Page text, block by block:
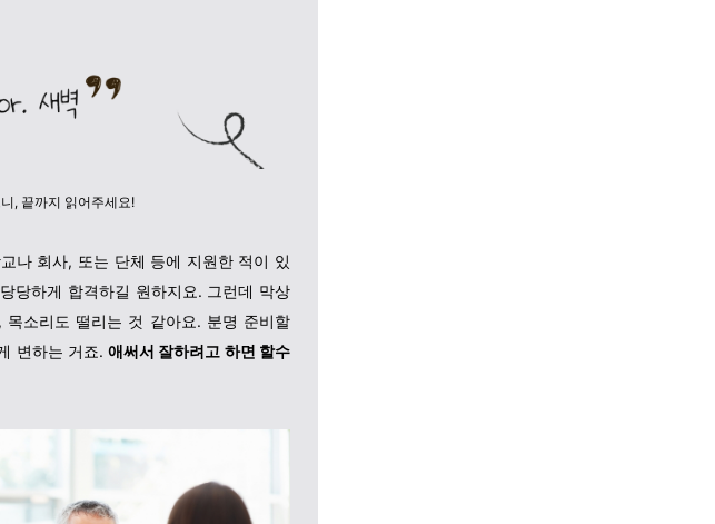
, 끝까지 읽어주세요!
나 회사, 또는 단체 등에 지원한 적이 있
당하게 합격하길 원하지요. 그런데 막상
소리도 떨리는 것 같아요. 분명 준비할
변하는 거죠.애써서 잘하려고 하면 할수